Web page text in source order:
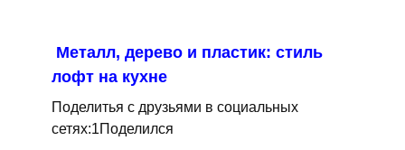
Металл, дерево и пластик: стиль
лофт на кухне
Поделитья с друзьями в социальных
сетях:1Поделился